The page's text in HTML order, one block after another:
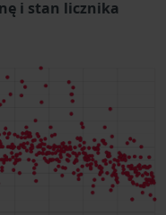
i stan licznika